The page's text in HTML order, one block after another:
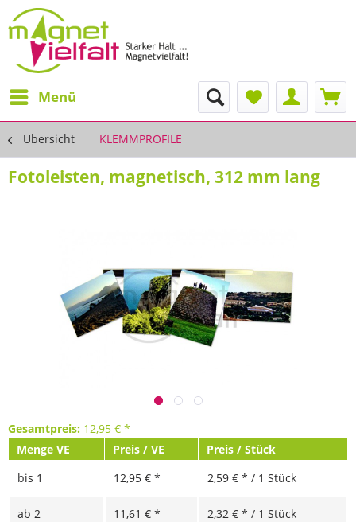
Menü
Übersicht KLEMMPROFILE
Fotoleisten, magnetisch, 312 mm lang
Gesamtpreis: 12,95 € *
Menge VE
Preis / VE
Preis / Stück
bis 1 12,95 € * 2,59 € * / 1 Stück
ab 2 11,61 € * 2,32 € * / 1 Stück